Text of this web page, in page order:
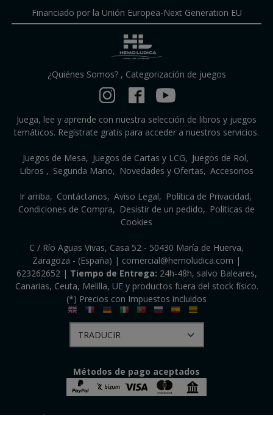
Financiado por la Unión Europea-Next Generation EU
¿Quiénes Somos?, Categorización de juegos
Juega, lee y aprende con nuestra selección de libros y juegos
temáticos. Regístrate gratis para acceder a nuestros servicios.
Juegos de Mesa Juegos de Cartas y LCG
Juegos de Rol
Libros
Segunda Mano Novedades y Ofertas Accesorios
Ir arriba Contáctanos Aviso Legal
Política de Privacidad
Condiciones de Compra
Desistir de un pedido
Políticas de
Cookies
C / Río Aguas Vivas, Casa 52 - 50430 María de Huerva,
Zaragoza - (España) | comercial@hemoludica.com |
623262652| Tiempo de Entrega: 24h-48h, salvo Baleares,
Canarias, Ceuta, Melilla, UE y productos fuera del stock físico.
(*) Precios con Impuestos incluidos
Métodos de pago aceptados